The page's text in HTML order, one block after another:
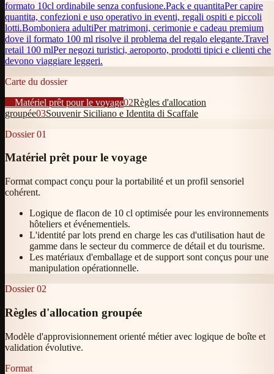
formato 10cl ordinabile senza confusione.Pack e quantitaPer capire
quantita, confezioni e uso operativo in eventi, regali ospiti e piccoli
lotti.Bomboniera adultiPer matrimoni, cerimonie e cadeau premium
dove il formato 100 ml risolve il problema del regalo elegante.Travel
retail 100 mlPer negozi turistici, aeroporto, prodotti tipici e clienti che
devono viaggiare leggeri.
Carte du dossier
Matériel prêt pour le voyage02Règles d'allocation
groupée03Souvenir Siciliano e Identita di Scaffale
Dossier 01
Matériel prêt pour le voyage
Format compact conçu pour la portabilité et un profil sensoriel
cohérent.
Logique de flacon de 10 cl optimisée pour les environnements
hôteliers et événementiels.
L'identité par lots prend en charge les cas d'utilisation haut de
gamme dans le secteur du commerce de détail et du tourisme.
Les matériaux d'emballage et de support sont conçus pour une
manipulation opérationnelle.
Dossier 02
Règles d'allocation groupée
Modèle d'approvisionnement orienté métier avec logique de boîte et
validation évolutive.
Format